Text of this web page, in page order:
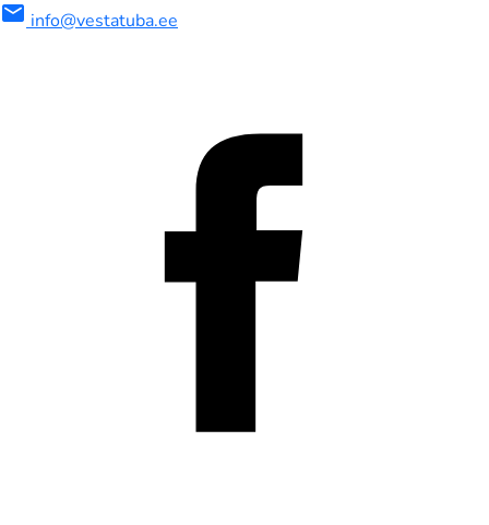
mail info@vestatuba.ee